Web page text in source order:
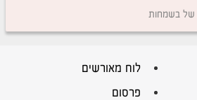
של בשמחות
לוח מאורשים
פרסום